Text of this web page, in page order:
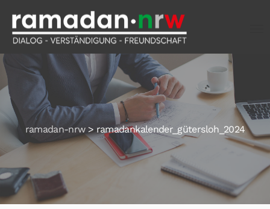
ramadan-nrw> ramadankalender_gütersloh_2024